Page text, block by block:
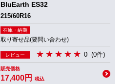
BluEarth ES32
215/60R16
在庫・納期
取り寄せ品(要問い合わせ)
レビュー 0 (0件)
販売価格
17,400円 税込